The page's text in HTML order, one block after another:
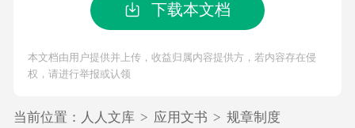
下载本文档
本文档由用户提供并上传，收益归属内容提供方，若内容存在侵
权，请进行举报或认领
当前位置： 人人文库 > 应用文书 > 规章制度